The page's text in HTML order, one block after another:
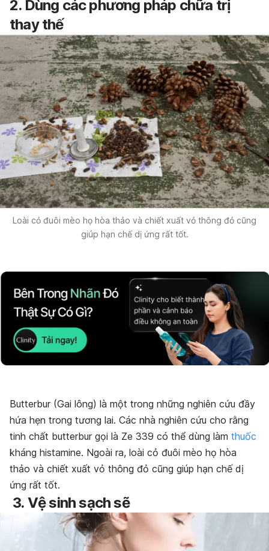
2. Dùng các phương pháp chữa trị
thay thế
Loài cỏ đuôi mèo họ hòa thảo và chiết xuất vỏ thông đỏ cũng
giúp hạn chế dị ứng rất tốt.
Butterbur (Gai lông) là một trong những nghiên cứu đầy
hứa hẹn trong tương lai. Các nhà nghiên cứu cho rằng
tinh chất butterbur gọi là Ze 339 có thể dùng làm thuốc
kháng histamine. Ngoài ra, loài cỏ đuôi mèo họ hòa
thảo và chiết xuất vỏ thông đỏ cũng giúp hạn chế dị
ứng rất tốt.
3. Vệ sinh sạch sẽ